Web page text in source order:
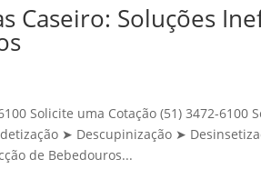
Caseiro: Soluções
Solicite uma Cotação (51) 3472-6100
➤ Descupinização ➤
de Bebedouros...